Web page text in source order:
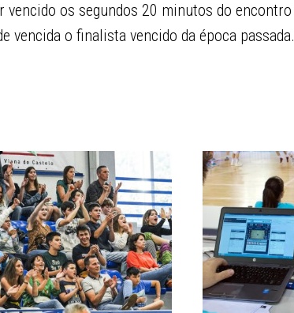
vencido os segundos 20 minutos do encontro
vencida o finalista vencido da época passada.